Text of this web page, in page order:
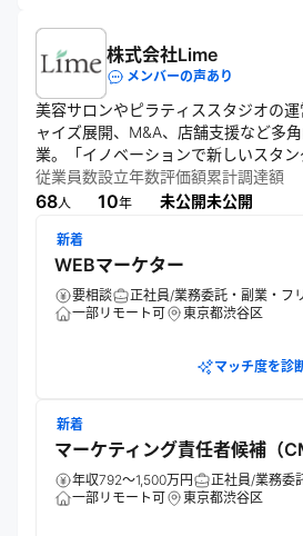
株式会社Lime
メンバーの声あり
美容サロンやピラティススタジオの
ャイズ展開、M&A、店舗支援など多
業。「イノベーションで新しいスタ
ランド創造を通じて美容・健康領域の
150店舗以上を展開し、7期連続で売
従業員数
68人
設立年数
10年
評価額
未公開
累計調達額
未公開
新着
WEBマーケター
要相談
正社員/業務委託・副業・フ
一部リモート可
東京都渋谷区
マッチ度を診
新着
マーケティング責任者候補（
年収792～1,500万円
正社員/業務委
一部リモート可
東京都渋谷区